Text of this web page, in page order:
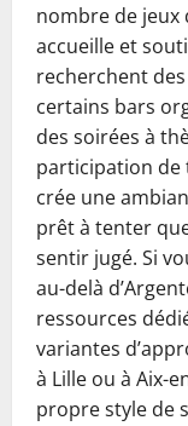
nombre de jeux
accueille et
recherchent
certains bars
des soirées à
participation de
crée une
prêt à tenter
sentir jugé. Si
au-delà
ressources
variantes
à Lille ou à Aix-
propre style de